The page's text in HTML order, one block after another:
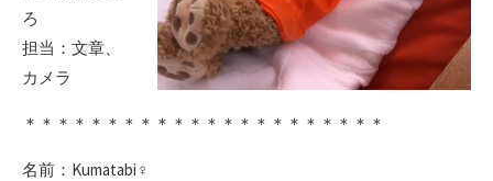
ろ
担当：文章、
カメラ
＊＊＊＊＊＊＊＊＊＊＊＊＊＊＊＊＊＊＊＊＊＊
名前：Kumatabi♀